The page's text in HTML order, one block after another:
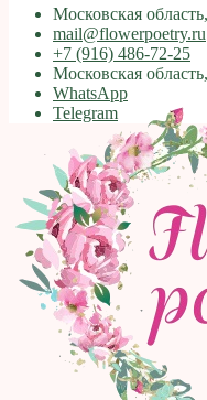
Московская
mail@flowerpoetry.ru
+7 (916) 486-72-25
Московская
WhatsApp
Telegram